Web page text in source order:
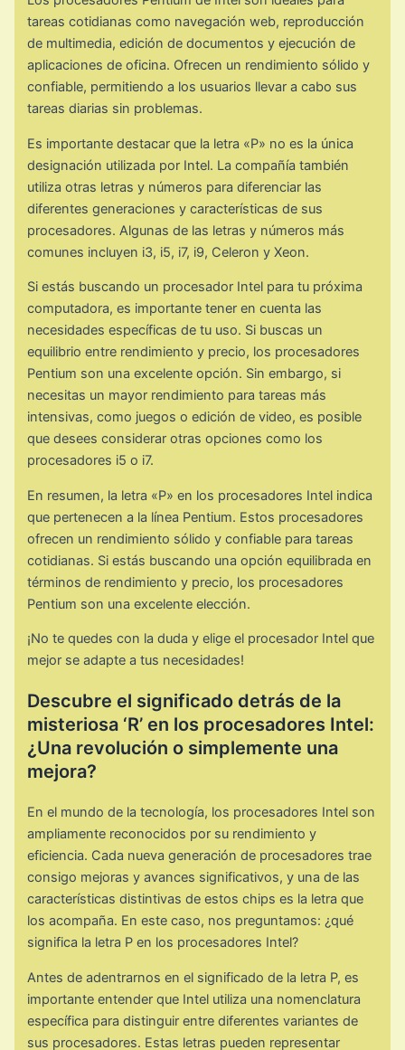
tareas cotidianas como navegación web, reproducción
de multimedia, edición de documentos y ejecución de
aplicaciones de oficina. Ofrecen un rendimiento sólido y
confiable, permitiendo a los usuarios llevar a cabo sus
tareas diarias sin problemas.
Es importante destacar que la letra «P» no es la única
designación utilizada por Intel. La compañía también
utiliza otras letras y números para diferenciar las
diferentes generaciones y características de sus
procesadores. Algunas de las letras y números más
comunes incluyen i3, i5, i7, i9, Celeron y Xeon.
Si estás buscando un procesador Intel para tu próxima
computadora, es importante tener en cuenta las
necesidades específicas de tu uso. Si buscas un
equilibrio entre rendimiento y precio, los procesadores
Pentium son una excelente opción. Sin embargo, si
necesitas un mayor rendimiento para tareas más
intensivas, como juegos o edición de video, es posible
que desees considerar otras opciones como los
procesadores i5 o i7.
En resumen, la letra «P» en los procesadores Intel indica
que pertenecen a la línea Pentium. Estos procesadores
ofrecen un rendimiento sólido y confiable para tareas
cotidianas. Si estás buscando una opción equilibrada en
términos de rendimiento y precio, los procesadores
Pentium son una excelente elección.
¡No te quedes con la duda y elige el procesador Intel que
mejor se adapte a tus necesidades!
Descubre el significado detrás de la
misteriosa ‘R’ en los procesadores Intel:
¿Una revolución o simplemente una
mejora?
En el mundo de la tecnología, los procesadores Intel son
ampliamente reconocidos por su rendimiento y
eficiencia. Cada nueva generación de procesadores trae
consigo mejoras y avances significativos, y una de las
características distintivas de estos chips es la letra que
los acompaña. En este caso, nos preguntamos: ¿qué
significa la letra P en los procesadores Intel?
Antes de adentrarnos en el significado de la letra P, es
importante entender que Intel utiliza una nomenclatura
específica para distinguir entre diferentes variantes de
sus procesadores. Estas letras pueden representar